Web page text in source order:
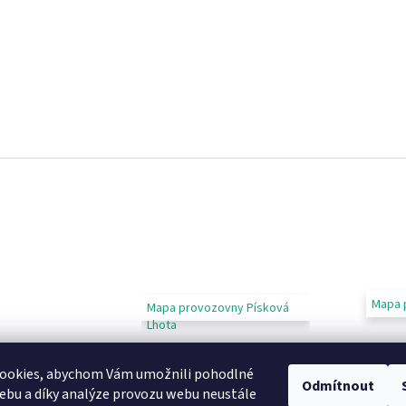
abychom Vám umožnili pohodlné
a díky analýze provozu webu neustále
Odmítnout
Mapa provozovny Písková
Lhota
Mapa